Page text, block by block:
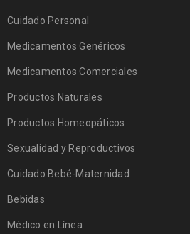
Cuidado Personal
Medicamentos Genéricos
Medicamentos Comerciales
Productos Naturales
Productos Homeopáticos
Sexualidad y Reproductivos
Cuidado Bebé-Maternidad
Bebidas
Médico en Línea